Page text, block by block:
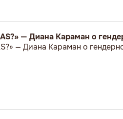
— Диана Караман о
— Диана Караман о